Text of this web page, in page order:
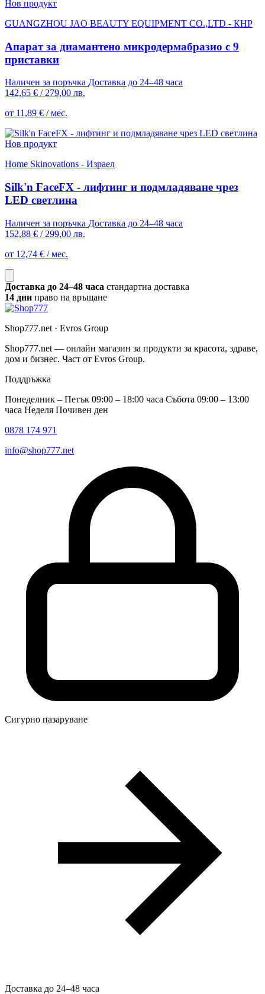
Нов продукт
GUANGZHOU JAO BEAUTY EQUIPMENT CO.,LTD - КНР
Апарат за диамантено микродермабразио с 9
приставки
Наличен за поръчка Доставка до 24–48 часа
142,65 € / 279,00 лв.
от 11,89 € / мес.
Нов продукт
Home Skinovations - Израел
Silk'n FaceFX - лифтинг и подмладяване чрез
LED светлина
Наличен за поръчка Доставка до 24–48 часа
152,88 € / 299,00 лв.
от 12,74 € / мес.
Доставка до 24–48 часа стандартна доставка
14 дни право на връщане
Shop777.net · Evros Group
Shop777.net — онлайн магазин за продукти за красота, здраве,
дом и бизнес. Част от Evros Group.
Поддръжка
Понеделник – Петък 09:00 – 18:00 часа Събота 09:00 – 13:00
часа Неделя Почивен ден
0878 174 971
info@shop777.net
Сигурно пазаруване
Доставка до 24–48 часа